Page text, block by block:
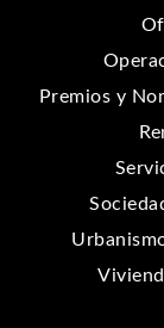
Premios y